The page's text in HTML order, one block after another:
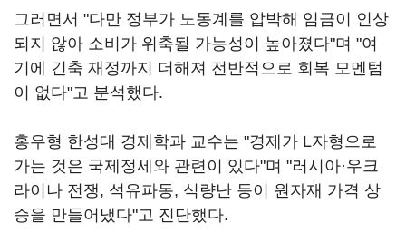
그러면서 "다만 정부가 노동계를 압박해 임금이 인상
되지 않아 소비가 위축될 가능성이 높아졌다"며 "여
기에 긴축 재정까지 더해져 전반적으로 회복 모멘텀
이 없다"고 분석했다.
홍우형 한성대 경제학과 교수는 "경제가 L자형으로
가는 것은 국제정세와 관련이 있다"며 "러시아·우크
라이나 전쟁, 석유파동, 식량난 등이 원자재 가격 상
승을 만들어냈다"고 진단했다.